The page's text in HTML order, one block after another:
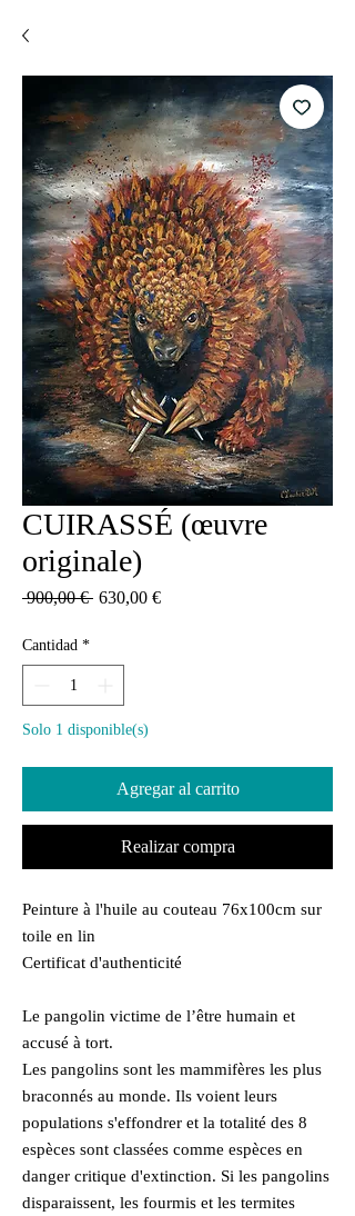
CUIRASSÉ (œuvre
originale)
900,00 € Precio
630,00 €Precio
Cantidad *
Solo 1 disponible(s)
Agregar al carrito
Realizar compra
Peinture à l'huile au couteau 76x100cm sur
toile en lin
Certificat d'authenticité
Le pangolin victime de l’être humain et
accusé à tort.
Les pangolins sont les mammifères les plus
braconnés au monde. Ils voient leurs
populations s'effondrer et la totalité des 8
espèces sont classées comme espèces en
danger critique d'extinction. Si les pangolins
disparaissent, les fourmis et les termites